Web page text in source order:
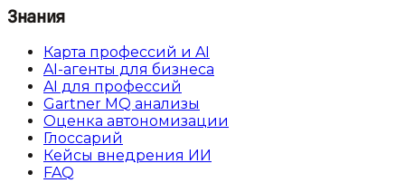
Знания
Карта профессий и AI
AI-агенты для бизнеса
AI для профессий
Gartner MQ анализы
Оценка автономизации
Глоссарий
Кейсы внедрения ИИ
FAQ